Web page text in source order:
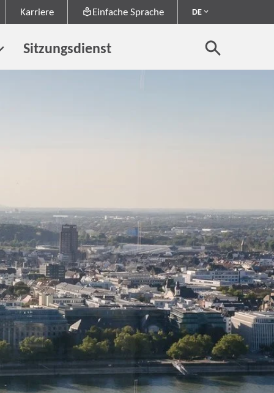
Karriere Einfache Sprache DE
Sitzungsdienst